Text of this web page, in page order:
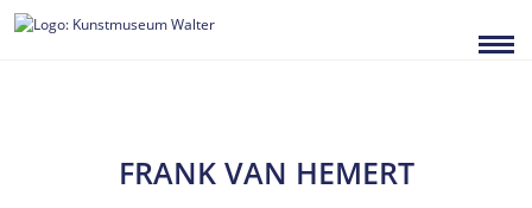
Zum
Inhalt
FRANK VAN HEMERT